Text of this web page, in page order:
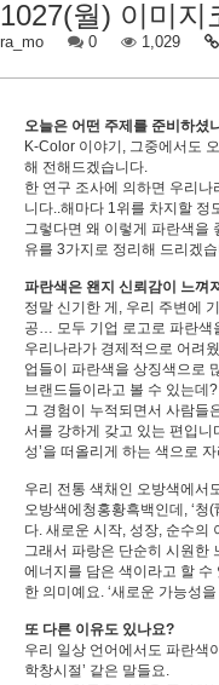
1027(월) 이미지
ra_mo 0 1,029
오늘은 어떤 주제를 준비하셨
K-Color 이야기, 그중에서도
해 전해드겠습니다.
한 연구 조사에 의하면 우리
니다..해마다 1위를 차지할 정
그렇다면 왜 이렇게 파란색을
유를 3가지로 정리해 드리겠
파란색은 왠지 신뢰감이 느껴
정말 신기한 게, 우리 주변에
공… 모두 기업 로고로 파란색
우리나라가 경제적으로 어려
업들이 파란색을 상징색으로
브랜드들이라고 볼 수 있는데?
그 경험이 누적되면서 사람들
서를 강하게 갖고 있는 편입니
성’을 떠올리게 하는 색으로
우리 전통 색채인 오방색에서
오방색에청홍황흑백인데, ‘청
다. 새로운 시작, 성장, 순수의
그래서 파랑은 단순히 시원한
에너지를 담은 색이라고 할
한 의미예요. ‘새로운 가능성
또 다른 이유도 있나요?
우리 일상 언어에서도 파란색
학창시절’ 같은 말들요.